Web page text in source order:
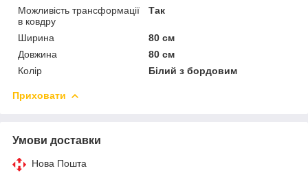
Можливість трансформації
в ковдру
Так
Ширина
80 см
Довжина
80 см
Колір
Білий з бордовим
Приховати
Умови доставки
Нова Пошта